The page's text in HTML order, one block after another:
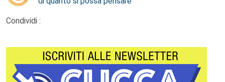
Condividi :